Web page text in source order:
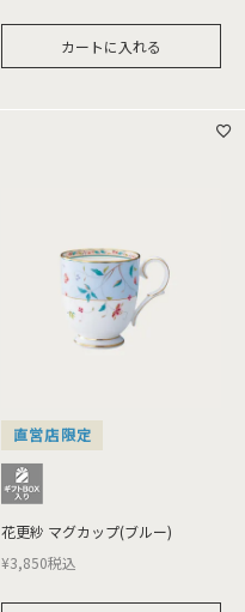
カートに入れる
直営店限定
花更紗 マグカップ(ブルー)
¥3,850税込